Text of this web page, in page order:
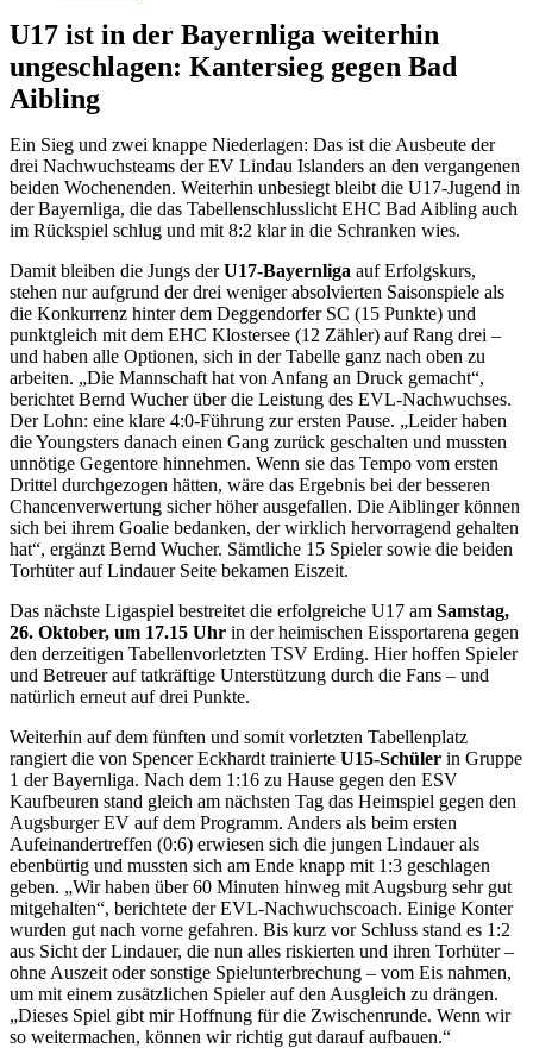
U17 ist in der Bayernliga weiterhin
ungeschlagen: Kantersieg gegen Bad
Aibling
Ein Sieg und zwei knappe Niederlagen: Das ist die Ausbeute der
drei Nachwuchsteams der EV Lindau Islanders an den vergangenen
beiden Wochenenden. Weiterhin unbesiegt bleibt die U17-Jugend in
der Bayernliga, die das Tabellenschlusslicht EHC Bad Aibling auch
im Rückspiel schlug und mit 8:2 klar in die Schranken wies.
Damit bleiben die Jungs derU17-Bayernliga auf Erfolgskurs,
stehen nur aufgrund der drei weniger absolvierten Saisonspiele als
die Konkurrenz hinter dem Deggendorfer SC (15 Punkte) und
punktgleich mit dem EHC Klostersee (12 Zähler) auf Rang drei –
und haben alle Optionen, sich in der Tabelle ganz nach oben zu
arbeiten. „Die Mannschaft hat von Anfang an Druck gemacht“,
berichtet Bernd Wucher über die Leistung des EVL-Nachwuchses.
Der Lohn: eine klare 4:0-Führung zur ersten Pause. „Leider haben
die Youngsters danach einen Gang zurück geschalten und mussten
unnötige Gegentore hinnehmen. Wenn sie das Tempo vom ersten
Drittel durchgezogen hätten, wäre das Ergebnis bei der besseren
Chancenverwertung sicher höher ausgefallen. Die Aiblinger können
sich bei ihrem Goalie bedanken, der wirklich hervorragend gehalten
hat“, ergänzt Bernd Wucher. Sämtliche 15 Spieler sowie die beiden
Torhüter auf Lindauer Seite bekamen Eiszeit.
Das nächste Ligaspiel bestreitet die erfolgreiche U17 am Samstag,
26. Oktober, um 17.15 Uhr in der heimischen Eissportarena gegen
den derzeitigen Tabellenvorletzten TSV Erding. Hier hoffen Spieler
und Betreuer auf tatkräftige Unterstützung durch die Fans – und
natürlich erneut auf drei Punkte.
Weiterhin auf dem fünften und somit vorletzten Tabellenplatz
rangiert die von Spencer Eckhardt trainierte U15-Schüler in Gruppe
1 der Bayernliga. Nach dem 1:16 zu Hause gegen den ESV
Kaufbeuren stand gleich am nächsten Tag das Heimspiel gegen den
Augsburger EV auf dem Programm. Anders als beim ersten
Aufeinandertreffen (0:6) erwiesen sich die jungen Lindauer als
ebenbürtig und mussten sich am Ende knapp mit 1:3 geschlagen
geben. „Wir haben über 60 Minuten hinweg mit Augsburg sehr gut
mitgehalten“, berichtete der EVL-Nachwuchscoach. Einige Konter
wurden gut nach vorne gefahren. Bis kurz vor Schluss stand es 1:2
aus Sicht der Lindauer, die nun alles riskierten und ihren Torhüter –
ohne Auszeit oder sonstige Spielunterbrechung – vom Eis nahmen,
um mit einem zusätzlichen Spieler auf den Ausgleich zu drängen.
„Dieses Spiel gibt mir Hoffnung für die Zwischenrunde. Wenn wir
so weitermachen, können wir richtig gut darauf aufbauen.“